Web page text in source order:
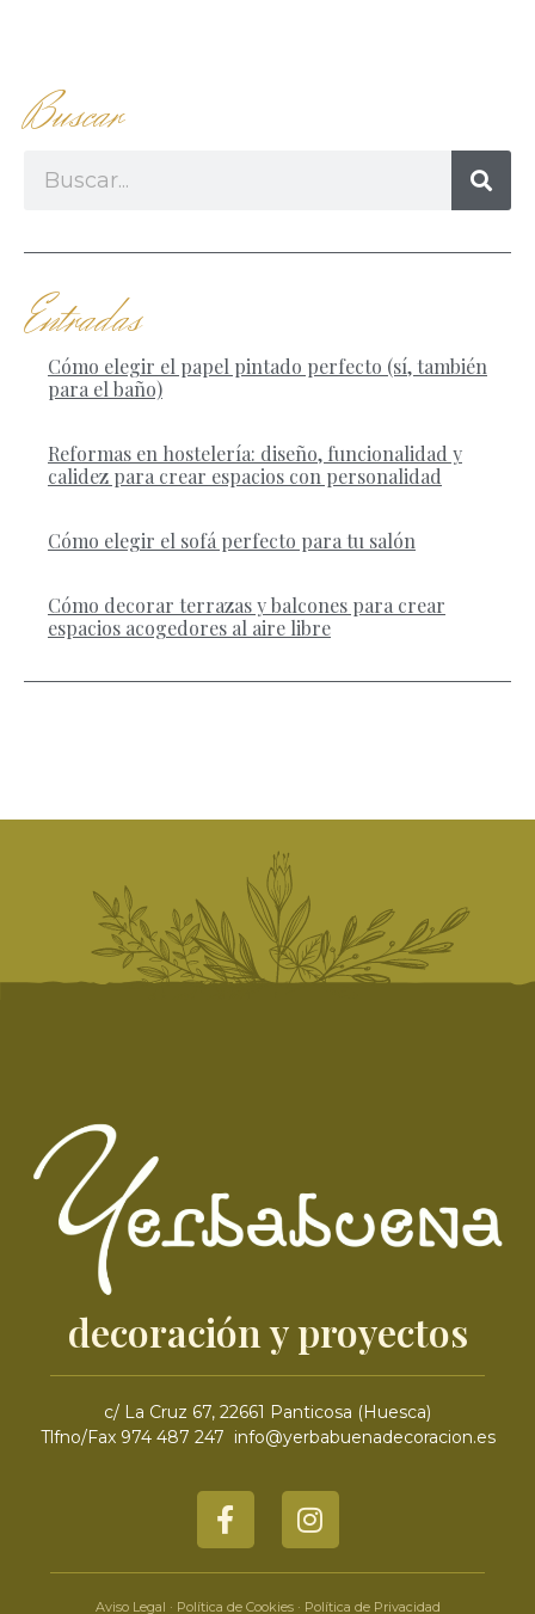
Buscar
Entradas
Cómo elegir el papel pintado perfecto (sí, también
para el baño)
Reformas en hostelería: diseño, funcionalidad y
calidez para crear espacios con personalidad
Cómo elegir el sofá perfecto para tu salón
Cómo decorar terrazas y balcones para crear
espacios acogedores al aire libre
decoración y proyectos
c/ La Cruz 67, 22661 Panticosa (Huesca)
Tlfno/Fax 974 487 247 info@yerbabuenadecoracion.es
Aviso Legal · Política de Cookies· Política de Privacidad